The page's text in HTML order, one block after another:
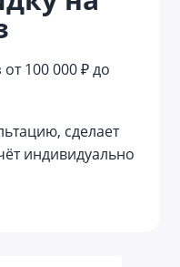
100 000 ₽ до
сделает
индивидуально